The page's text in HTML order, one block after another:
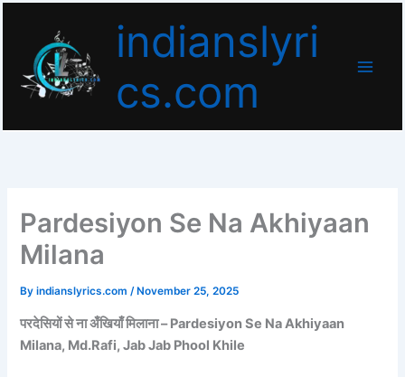
content
indianslyri
cs.com
Pardesiyon Se Na Akhiyaan
Milana
Byindianslyrics.com/ November 25, 2025
परदेसियों से ना अँखियाँ मिलाना – Pardesiyon Se Na Akhiyaan
Milana, Md.Rafi, Jab Jab Phool Khile